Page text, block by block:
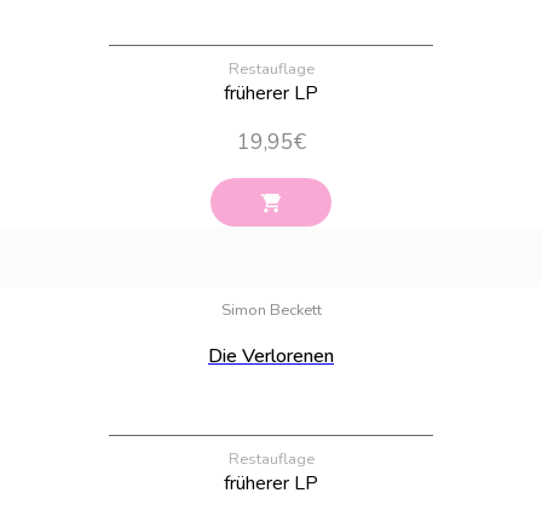
Restauflage
früherer LP
19,95€
Simon Beckett
Die Verlorenen
Restauflage
früherer LP